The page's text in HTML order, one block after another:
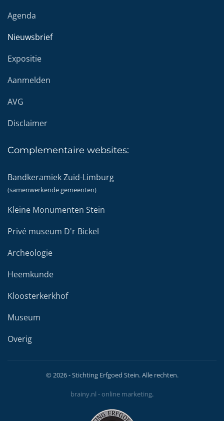
Agenda
Nieuwsbrief
Expositie
Aanmelden
AVG
Disclaimer
Complementaire websites:
Bandkeramiek Zuid-Limburg
(samenwerkende gemeenten)
Kleine Monumenten Stein
Privé museum D'r Bickel
Archeologie
Heemkunde
Kloosterkerkhof
Museum
Overig
©2026- Stichting Erfgoed Stein. Alle rechten.
brainy.nl - online marketing.